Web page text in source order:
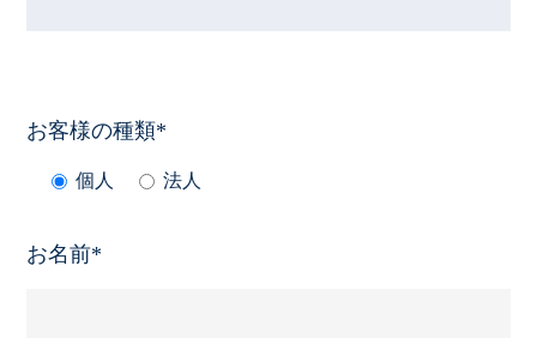
お客様の種類*
個人 法人
お名前*